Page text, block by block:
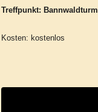
Treffpunkt: Bannwaldturm
Kosten: kostenlos